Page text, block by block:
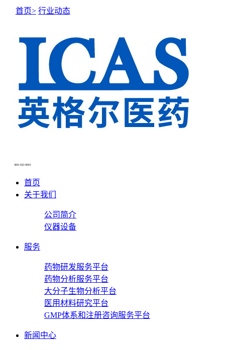
400-182-9001
首页
关于我们
公司简介
仪器设备
服务
药物研发服务平台
药物分析服务平台
大分子生物分析平台
医用材料研究平台
GMP体系和注册咨询服务平台
新闻中心
NEWS CENTER
首页> 行业动态